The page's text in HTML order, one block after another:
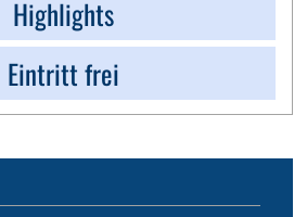
Highlights
Eintritt frei